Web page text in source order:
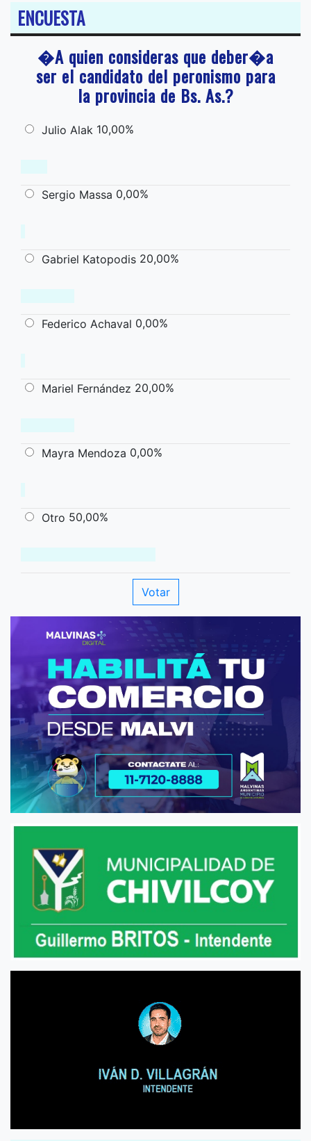
ENCUESTA
�A quien consideras que deber�a
ser el candidato del peronismo para
la provincia de Bs. As.?
Julio Alak 10,00%
Sergio Massa 0,00%
Gabriel Katopodis 20,00%
Federico Achaval 0,00%
Mariel Fernández 20,00%
Mayra Mendoza 0,00%
Otro 50,00%